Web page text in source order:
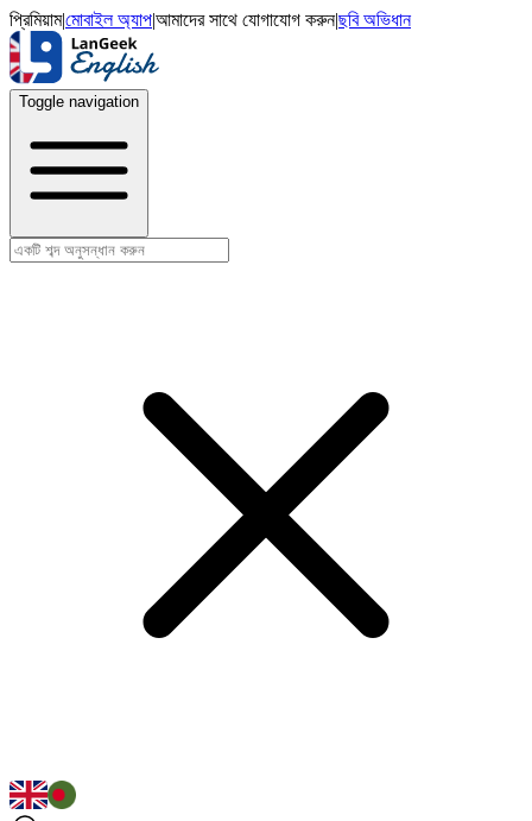
প্রিমিয়াম|মোবাইল অ্যাপ|আমাদের সাথে যোগাযোগ করুন|ছবি অভিধান
Toggle navigation